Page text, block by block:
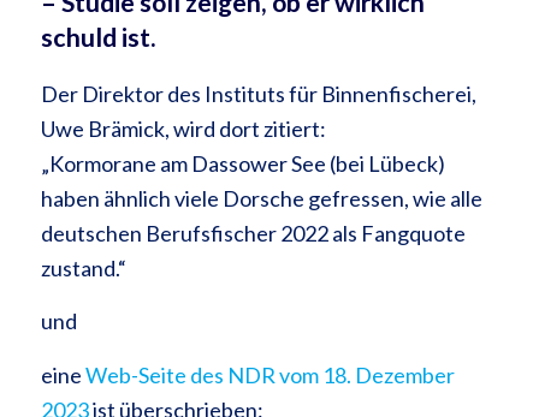
schuld ist.
Der Direktor des Instituts für Binnenfischerei,
Uwe Brämick, wird dort zitiert:
„Kormorane am Dassower See (bei Lübeck)
haben ähnlich viele Dorsche gefressen, wie alle
deutschen Berufsfischer 2022 als Fangquote
zustand.“
und
eineWeb-Seite des NDR vom 18. Dezember
2023ist überschrieben: